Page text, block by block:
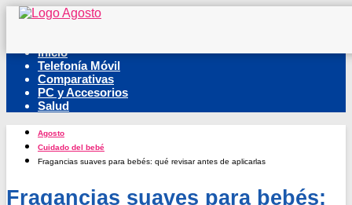
Inicio
Telefonía Móvil
Comparativas
PC y Accesorios
Salud
Agosto
Cuidado del bebé
Fragancias suaves para bebés: qué revisar antes de aplicarlas
Fragancias suaves para bebés: